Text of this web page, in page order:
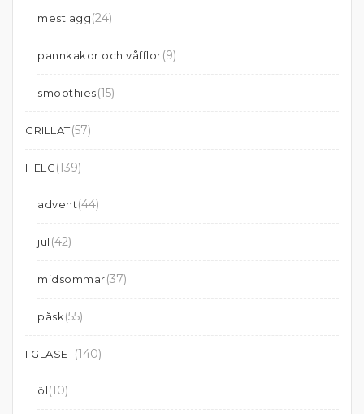
mest ägg(24)
pannkakor och våfflor(9)
smoothies(15)
GRILLAT(57)
HELG(139)
advent(44)
jul (42)
midsommar(37)
påsk(55)
I GLASET(140)
öl(10)